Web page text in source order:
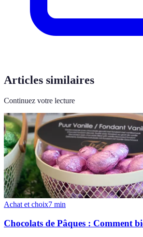
Articles similaires
Continuez votre lecture
Achat et choix7 min
Chocolats de Pâques : Comment